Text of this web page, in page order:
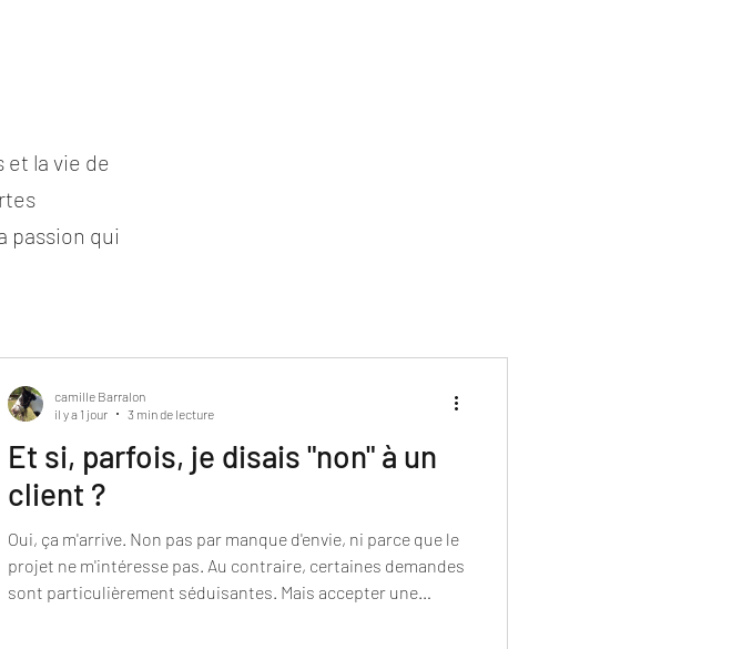
la vie de
passion qui
Et si, parfois, je disais "non" à un
client ?
Oui, ça m'arrive. Non pas par manque d'envie, ni parce que le
projet ne m'intéresse pas. Au contraire, certaines demandes
sont particulièrement séduisantes. Mais accepter une
camille Barralon
il y a 1 jour
3 min de lecture